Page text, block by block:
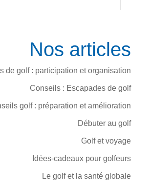
Nos articles
de golf : participation et organisation
Conseils : Escapades de golf
golf : préparation et amélioration
Débuter au golf
Golf et voyage
Idées-cadeaux pour golfeurs
Le golf et la santé globale